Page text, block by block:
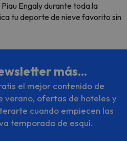
Engaly durante toda la
tu deporte de nieve favorito sin
más...
el mejor contenido de
verano, ofertas de hoteles y
cuando empiecen las
temporada de esquí.